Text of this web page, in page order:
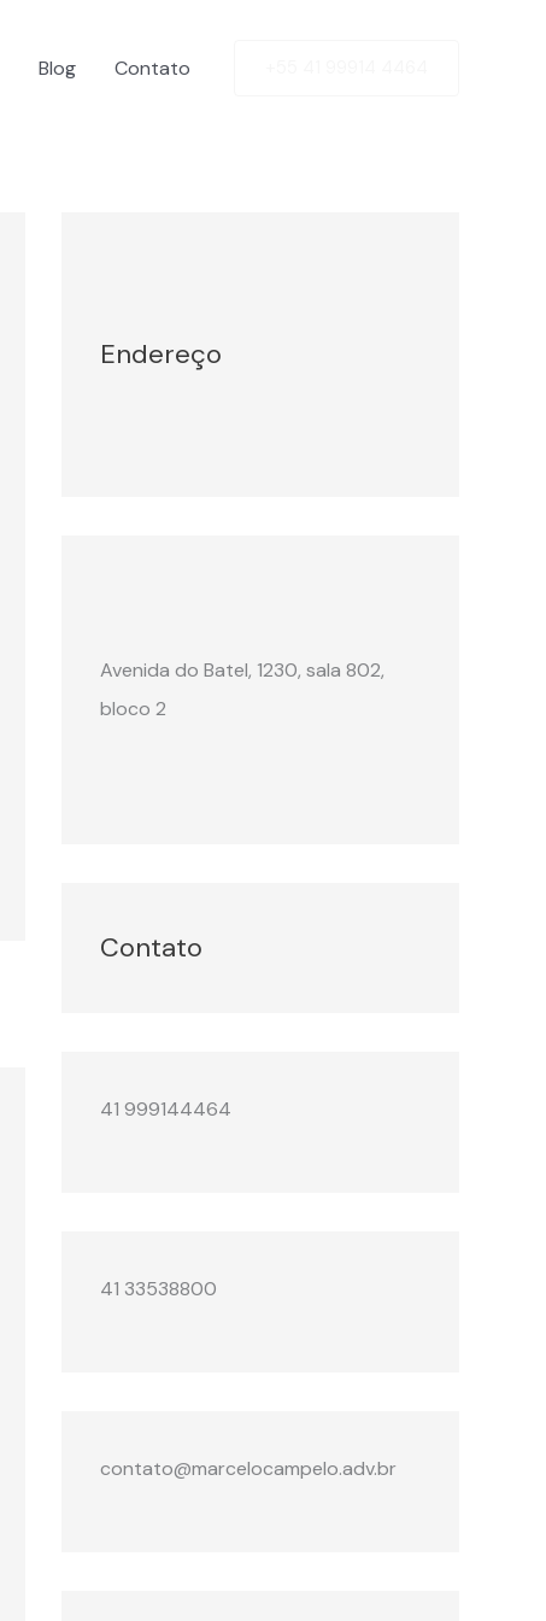
Blog Contato
Endereço
Avenida do Batel, 1230, sala 802,
bloco 2
Contato
41 999144464
41 33538800
contato@marcelocampelo.adv.br